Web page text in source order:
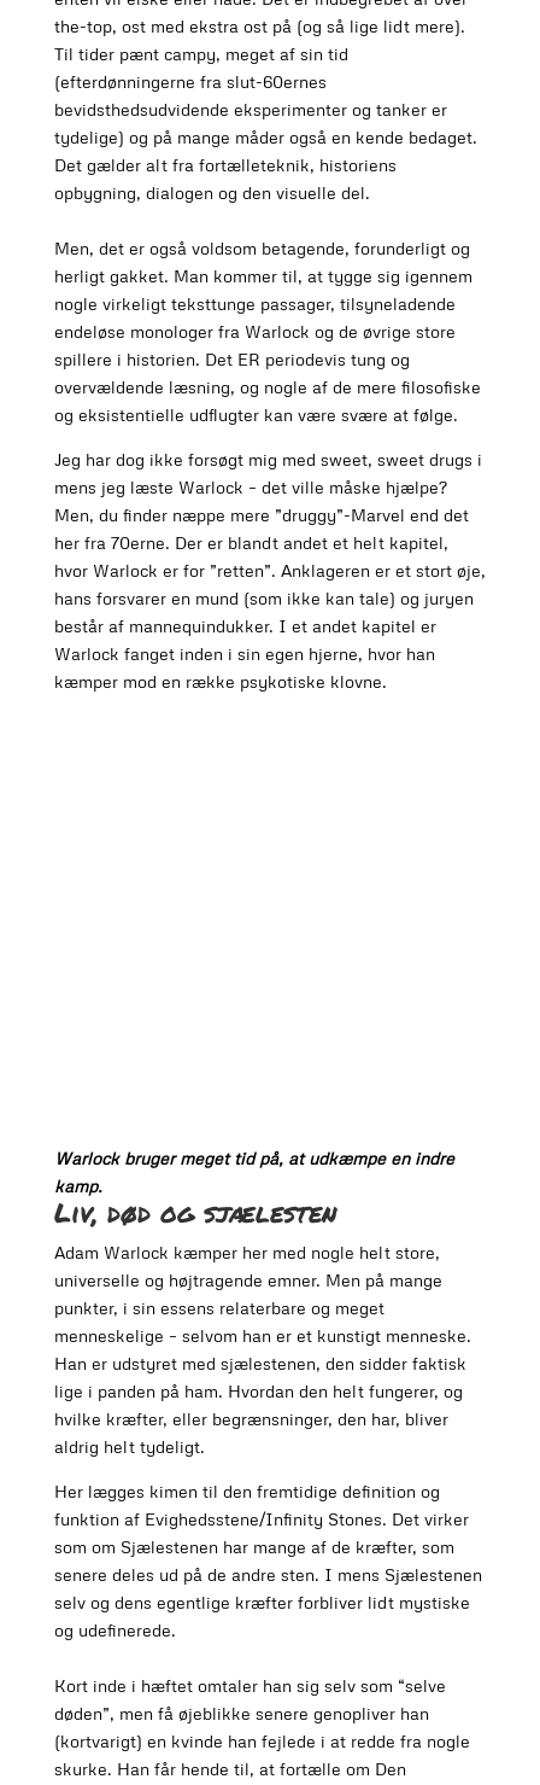
the-top, ost med ekstra ost på (og så lige lidt mere).
Til tider pænt campy, meget af sin tid
(efterdønningerne fra slut-60ernes
bevidsthedsudvidende eksperimenter og tanker er
tydelige) og på mange måder også en kende bedaget.
Det gælder alt fra fortælleteknik, historiens
opbygning, dialogen og den visuelle del.
Men, det er også voldsom betagende, forunderligt og
herligt gakket. Man kommer til, at tygge sig igennem
nogle virkeligt teksttunge passager, tilsyneladende
endeløse monologer fra Warlock og de øvrige store
spillere i historien. Det ER periodevis tung og
overvældende læsning, og nogle af de mere filosofiske
og eksistentielle udflugter kan være svære at følge.
Jeg har dog ikke forsøgt mig med sweet, sweet drugs i
mens jeg læste Warlock – det ville måske hjælpe?
Men, du finder næppe mere ”druggy”-Marvel end det
her fra 70erne. Der er blandt andet et helt kapitel,
hvor Warlock er for ”retten”. Anklageren er et stort øje,
hans forsvarer en mund (som ikke kan tale) og juryen
består af mannequindukker. I et andet kapitel er
Warlock fanget inden i sin egen hjerne, hvor han
kæmper mod en række psykotiske klovne.
Warlock bruger meget tid på, at udkæmpe en indre
kamp.
Liv, død og sjælesten
Adam Warlock kæmper her med nogle helt store,
universelle og højtragende emner. Men på mange
punkter, i sin essens relaterbare og meget
menneskelige – selvom han er et kunstigt menneske.
Han er udstyret med sjælestenen, den sidder faktisk
lige i panden på ham. Hvordan den helt fungerer, og
hvilke kræfter, eller begrænsninger, den har, bliver
aldrig helt tydeligt.
Her lægges kimen til den fremtidige definition og
funktion af Evighedsstene/Infinity Stones. Det virker
som om Sjælestenen har mange af de kræfter, som
senere deles ud på de andre sten. I mens Sjælestenen
selv og dens egentlige kræfter forbliver lidt mystiske
og udefinerede.
Kort inde i hæftet omtaler han sig selv som “selve
døden”, men få øjeblikke senere genopliver han
(kortvarigt) en kvinde han fejlede i at redde fra nogle
skurke. Han får hende til, at fortælle om Den